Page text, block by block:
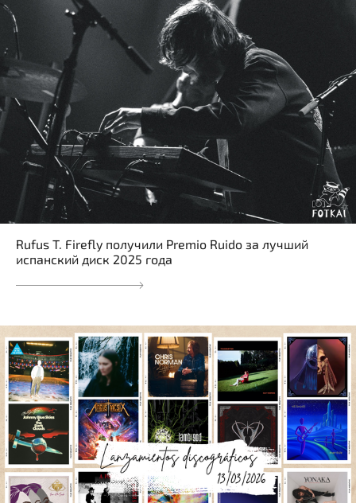
Rufus T. Firefly получили Premio Ruido за лучший
испанский диск 2025 года